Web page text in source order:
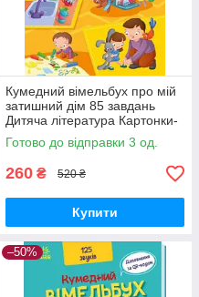
Кумедний вімельбух про мій
затишний дім 85 завдань
Дитяча література Картонки-
развивайки РАНОК укр мова
Готово до відправки 3 од.
260 ₴ 520 ₴
Купити
–50%